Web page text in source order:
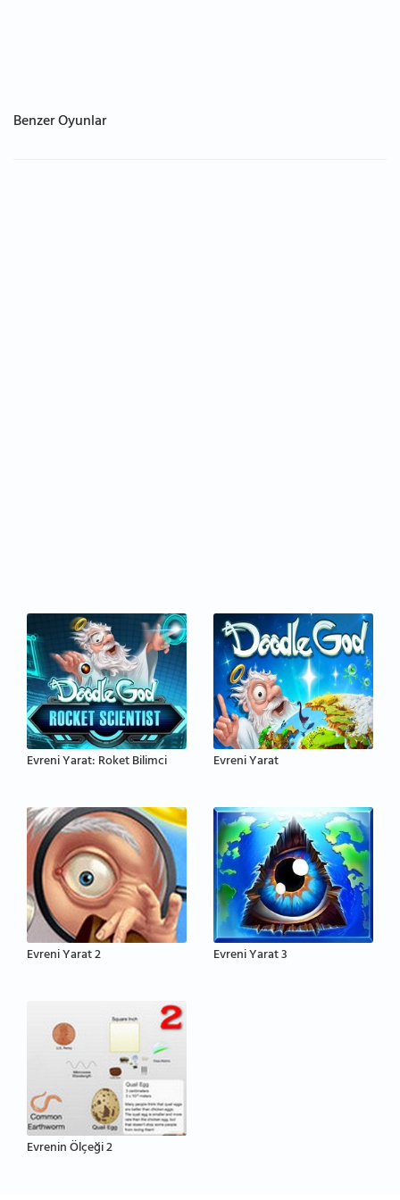
Benzer Oyunlar
Evreni Yarat: Roket Bilimci Evreni Yarat
Evreni Yarat 2 Evreni Yarat 3
Evrenin Ölçeği 2